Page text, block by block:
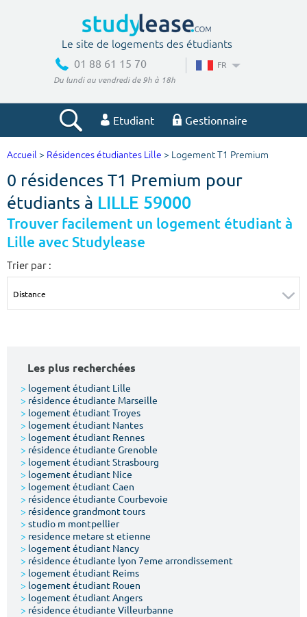
Le site de logements des étudiants
01 88 61 15 70
Du lundi au vendredi de 9h à 18h
FR
Etudiant Gestionnaire
Votre recherche
Ville, école
Type de location
Votre date d'entrée
Accueil > Résidences étudiantes Lille > Logement T1 Premium
0 résidences T1 Premium pour
étudiants à LILLE 59000
Trouver facilement un logement étudiant à
Lille avec Studylease
Trier par :
Les plus recherchées
> logement étudiant Lille
> résidence étudiante Marseille
> logement étudiant Troyes
> logement étudiant Nantes
> logement étudiant Rennes
> résidence étudiante Grenoble
> logement étudiant Strasbourg
> logement étudiant Nice
> logement étudiant Caen
> résidence étudiante Courbevoie
> résidence grandmont tours
> studio m montpellier
> residence metare st etienne
> logement étudiant Nancy
> résidence étudiante lyon 7eme arrondissement
> logement étudiant Reims
> logement étudiant Rouen
> logement étudiant Angers
> résidence étudiante Villeurbanne